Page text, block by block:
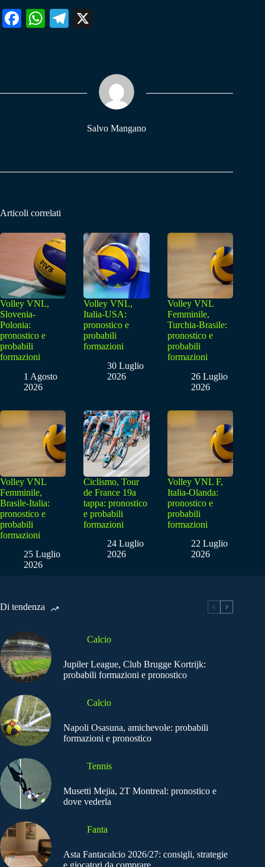
Fa W
pp
Te
m
Salvo Mangano
Articoli correlati
Volley VNL,
Slovenia-
Polonia:
pronostico e
probabili
formazioni
1 Agosto
2026
Volley VNL,
Italia-USA:
pronostico e
probabili
formazioni
30 Luglio
2026
Volley VNL
Femminile,
Turchia-Brasile:
pronostico e
probabili
formazioni
26 Luglio
2026
Volley VNL
Femminile,
Brasile-Italia:
pronostico e
probabili
formazioni
25 Luglio
2026
Ciclismo, Tour
de France 19a
tappa: pronostico
e probabili
formazioni
24 Luglio
2026
Volley VNL F,
Italia-Olanda:
pronostico e
probabili
formazioni
22 Luglio
2026
Di tendenza
Calcio
Jupiler League, Club Brugge Kortrijk:
probabili formazioni e pronostico
Calcio
Napoli Osasuna, amichevole: probabili
formazioni e pronostico
Tennis
Musetti Mejia, 2T Montreal: pronostico e
dove vederla
Fanta
Asta Fantacalcio 2026/27: consigli, strategie
e giocatori da comprare